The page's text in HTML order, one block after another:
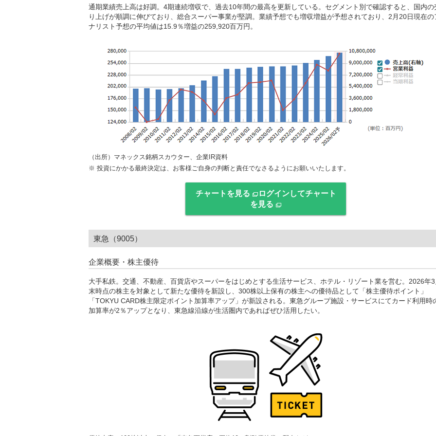
通期業績売上高は好調。4期連続増収で、過去10年間の最高を更新している。セグメント別で確認すると、国内の
り上げが順調に伸びており、総合スーパー事業が堅調。業績予想でも増収増益が予想されており、2月20日現在の
ナリスト予想の平均値は15.9％増益の259,920百万円。
（出所）マネックス銘柄スカウター、企業IR資料
※ 投資にかかる最終決定は、お客様ご自身の判断と責任でなさるようにお願いいたします。
チャートを見る
ログインしてチャート
を見る
東急（9005）
企業概要・株主優待
大手私鉄。交通、不動産、百貨店やスーパーをはじめとする生活サービス、ホテル・リゾート業を営む。2026年
末時点の株主を対象として新たな優待を新設し、300株以上保有の株主への優待品として「株主優待ポイント」
「TOKYU CARD株主限定ポイント加算率アップ」が新設される。東急グループ施設・サービスにてカード利用時
加算率が2％アップとなり、東急線沿線が生活圏内であればぜひ活用したい。